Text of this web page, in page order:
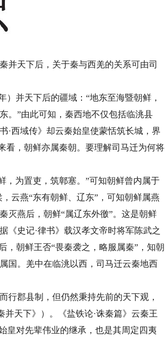
天下后，关于秦与西羌的关系可由司
并天下后的疆域：“地东至海暨朝鲜，
。”由此可知，秦西地不仅包括临洮县
·西域传》却云秦始皇使蒙恬筑长城，界
看，朝鲜亦属秦朝。要理解司马迁为何将
为置吏，筑鄣塞。”可知朝鲜曾内属于
云燕“东有朝鲜、辽东”，可知朝鲜属燕
灭燕后，朝鲜“属辽东外徼”。这是朝鲜
《史记·律书》载汉孝文帝时将军陈武之
，朝鲜王否“畏秦袭之，略服属秦”，知朝
国。羌中在临洮以西，司马迁云秦地西
郡县制，但仍然秉持先前的天下观，
并天下》）。《盐铁论·诛秦篇》云秦王
皇对先辈伟业的继承，也是其周定四夷